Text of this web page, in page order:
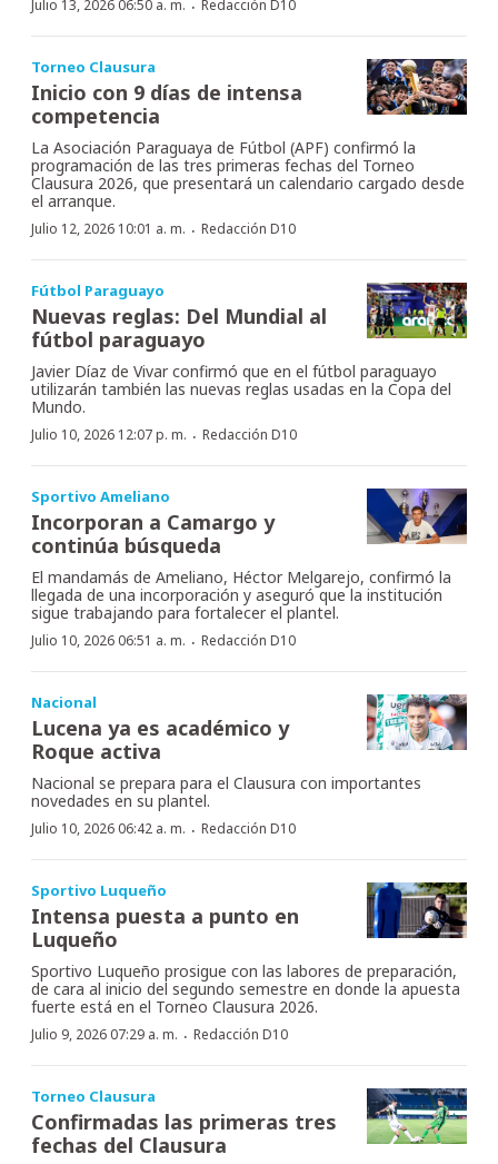
Julio 13, 2026 06:50 a. m. · Redacción D10
Torneo Clausura
Inicio con 9 días de intensa
competencia
La Asociación Paraguaya de Fútbol (APF) confirmó la
programación de las tres primeras fechas del Torneo
Clausura 2026, que presentará un calendario cargado desde
el arranque.
Julio 12, 2026 10:01 a. m. · Redacción D10
Fútbol Paraguayo
Nuevas reglas: Del Mundial al
fútbol paraguayo
Javier Díaz de Vivar confirmó que en el fútbol paraguayo
utilizarán también las nuevas reglas usadas en la Copa del
Mundo.
Julio 10, 2026 12:07 p. m. · Redacción D10
Sportivo Ameliano
Incorporan a Camargo y
continúa búsqueda
El mandamás de Ameliano, Héctor Melgarejo, confirmó la
llegada de una incorporación y aseguró que la institución
sigue trabajando para fortalecer el plantel.
Julio 10, 2026 06:51 a. m. · Redacción D10
Nacional
Lucena ya es académico y
Roque activa
Nacional se prepara para el Clausura con importantes
novedades en su plantel.
Julio 10, 2026 06:42 a. m. · Redacción D10
Sportivo Luqueño
Intensa puesta a punto en
Luqueño
Sportivo Luqueño prosigue con las labores de preparación,
de cara al inicio del segundo semestre en donde la apuesta
fuerte está en el Torneo Clausura 2026.
Julio 9, 2026 07:29 a. m. · Redacción D10
Torneo Clausura
Confirmadas las primeras tres
fechas del Clausura